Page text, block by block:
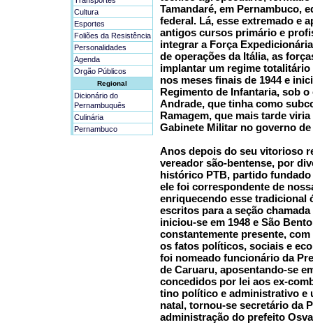
Cultura
Esportes
Foliões da Resistência
Personalidades
Agenda
Orgão Públicos
Regional
Dicionário do
Pernambuquês
Culinária
Pernambuco
Tamandaré, em Pernambuco,
federal. Lá, esse extremado e
antigos cursos primário e
integrar a Força
de operações da Itália, as
implantar um regime
nos meses finais de 1944 e
Regimento de Infantaria, sob
Andrade, que tinha como
Ramagem, que mais tarde
Gabinete Militar no governo
Anos depois do seu vitorioso
vereador são-bentense, por
histórico PTB, partido
ele foi correspondente de
enriquecendo esse tradicional
escritos para a seção
iniciou-se em 1948 e São
constantemente presente,
os fatos políticos, sociais e
foi nomeado funcionário da
de Caruaru, aposentando-se
concedidos por lei aos ex-
tino político e administrativo e
natal, tornou-se secretário da
administração do prefeito